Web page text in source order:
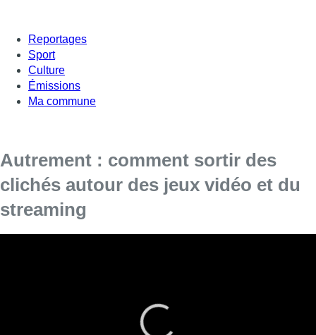
Reportages
Sport
Culture
Émissions
Ma commune
Autrement : comment sortir des
clichés autour des jeux vidéo et du
streaming
Et si on décloisonnait un peu les clichés qui entourent les jeux
vidéo ? Les femmes et les minorités de genre ont aussi une